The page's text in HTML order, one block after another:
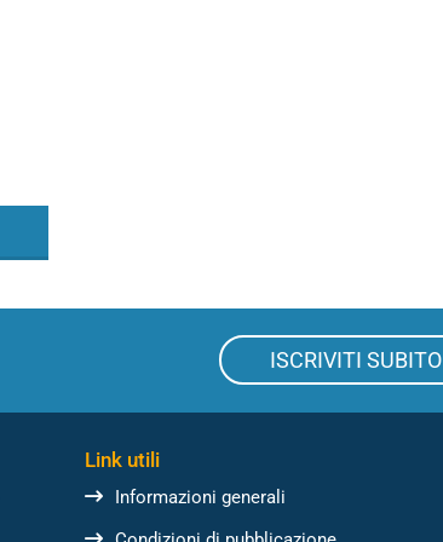
ISCRIVITI SUBITO
Link utili
Informazioni generali